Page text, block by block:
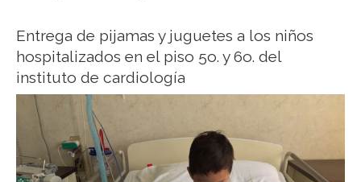
Entrega de pijamas y juguetes a los niños
hospitalizados en el piso 5o. y 6o. del
instituto de cardiología